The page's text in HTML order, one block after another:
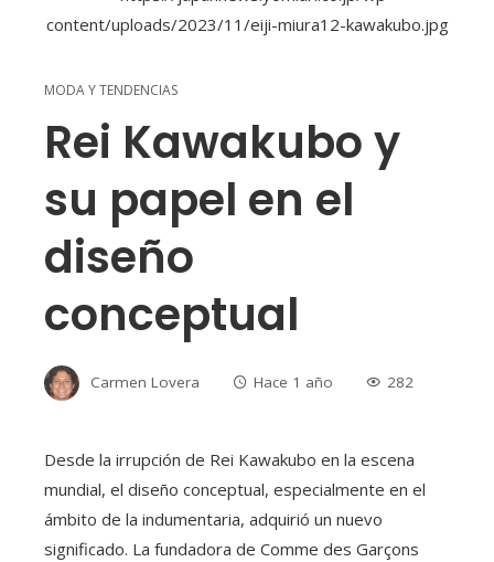
MODA Y TENDENCIAS
Rei Kawakubo y
su papel en el
diseño
conceptual
Carmen Lovera Hace 1 año 282
Desde la irrupción de Rei Kawakubo en la escena
mundial, el diseño conceptual, especialmente en el
ámbito de la indumentaria, adquirió un nuevo
significado. La fundadora de Comme des Garçons